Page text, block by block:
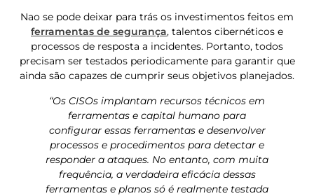
Nao se pode deixar para trás os investimentos feitos em
ferramentas de segurança, talentos cibernéticos e
processos de resposta a incidentes. Portanto, todos
precisam ser testados periodicamente para garantir que
ainda são capazes de cumprir seus objetivos planejados.
“Os CISOs implantam recursos técnicos em
ferramentas e capital humano para
configurar essas ferramentas e desenvolver
processos e procedimentos para detectar e
responder a ataques. No entanto, com muita
frequência, a verdadeira eficácia dessas
ferramentas e planos só é realmente testada